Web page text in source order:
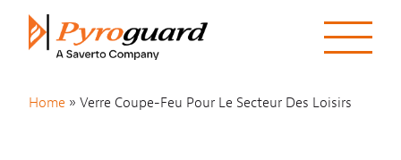
Skip to content
Home » Verre Coupe-Feu Pour Le Secteur Des Loisirs